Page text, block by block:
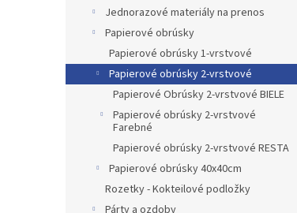
Jednorazové materiály na prenos
Papierové obrúsky
Papierové obrúsky 1-vrstvové
Papierové obrúsky 2-vrstvové
Papierové Obrúsky 2-vrstvové BIELE
Papierové obrúsky 2-vrstvové
Farebné
Papierové obrúsky 2-vrstvové RESTA
Papierové obrúsky 40x40cm
Rozetky - Kokteilové podložky
Párty a ozdoby